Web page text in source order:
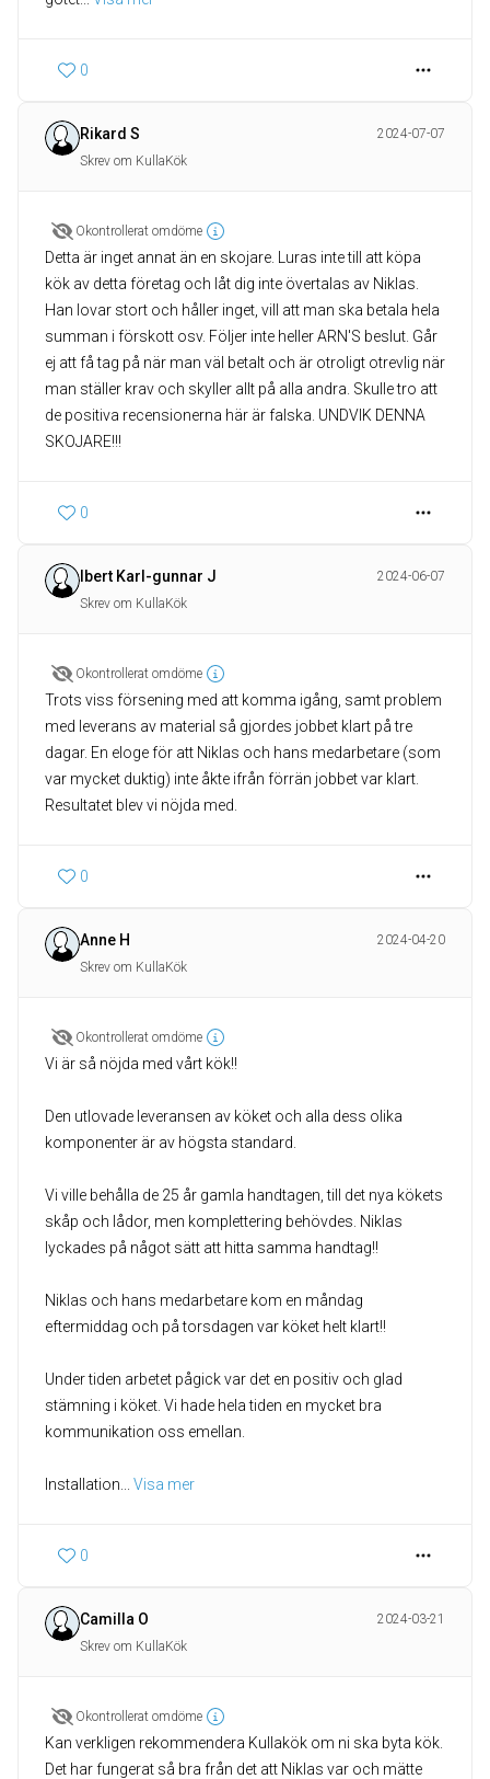
0
Rikard S
2024-07-07
Skrev om KullaKök
Okontrollerat omdöme
Detta är inget annat än en skojare. Luras inte till att köpa
kök av detta företag och låt dig inte övertalas av Niklas.
Han lovar stort och håller inget, vill att man ska betala hela
summan i förskott osv. Följer inte heller ARN'S beslut. Går
ej att få tag på när man väl betalt och är otroligt otrevlig när
man ställer krav och skyller allt på alla andra. Skulle tro att
de positiva recensionerna här är falska. UNDVIK DENNA
SKOJARE!!!
0
Ibert Karl-gunnar J
2024-06-07
Skrev om KullaKök
Okontrollerat omdöme
Trots viss försening med att komma igång, samt problem
med leverans av material så gjordes jobbet klart på tre
dagar. En eloge för att Niklas och hans medarbetare (som
var mycket duktig) inte åkte ifrån förrän jobbet var klart.
Resultatet blev vi nöjda med.
0
Anne H
2024-04-20
Skrev om KullaKök
Okontrollerat omdöme
Vi är så nöjda med vårt kök!!
Den utlovade leveransen av köket och alla dess olika
komponenter är av högsta standard.
Vi ville behålla de 25 år gamla handtagen, till det nya kökets
skåp och lådor, men komplettering behövdes. Niklas
lyckades på något sätt att hitta samma handtag!!
Niklas och hans medarbetare kom en måndag
eftermiddag och på torsdagen var köket helt klart!!
Under tiden arbetet pågick var det en positiv och glad
stämning i köket. Vi hade hela tiden en mycket bra
kommunikation oss emellan.
Installation Visa mer
0
Camilla O
2024-03-21
Skrev om KullaKök
Okontrollerat omdöme
Kan verkligen rekommendera Kullakök om ni ska byta kök.
Det har fungerat så bra från det att Niklas var och mätte